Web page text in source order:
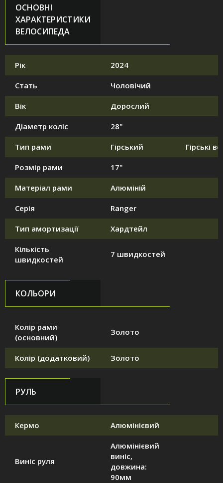
ОСНОВНІ
ХАРАКТЕРИСТИКИ
ВЕЛОСИПЕДА
Рік 2024
Стать Чоловічий
Вік Дорослий
Діаметр коліс 28"
Тип рами Гірський Гірські
Розмір рами 17"
Матеріал рами Алюміній
Серія Ranger
Тип амортизації Хардтейл
Кількість
швидкостей
7 швидкостей
КОЛЬОРИ
Колір рами
(основний)
Золото
Колір (додатковий) Золото
РУЛЬ
Кермо Алюмінієвий
Виніс руля
Алюмінієвий
виніс,
довжина:
90мм